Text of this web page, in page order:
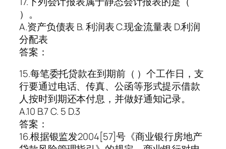
）。
A.资产负债表 B. 利润表 C.现金流量表 D.利润
分配表
答案：
15.每笔委托贷款在到期前（ ）个工作日，支
行要通过电话、传真、公函等形式提示借款
人按时到期还本付息，并做好通知记录。
A.10 B.7 C. 5 D.3
答案：
16.根据银监发2004[57]号《商业银行房地产